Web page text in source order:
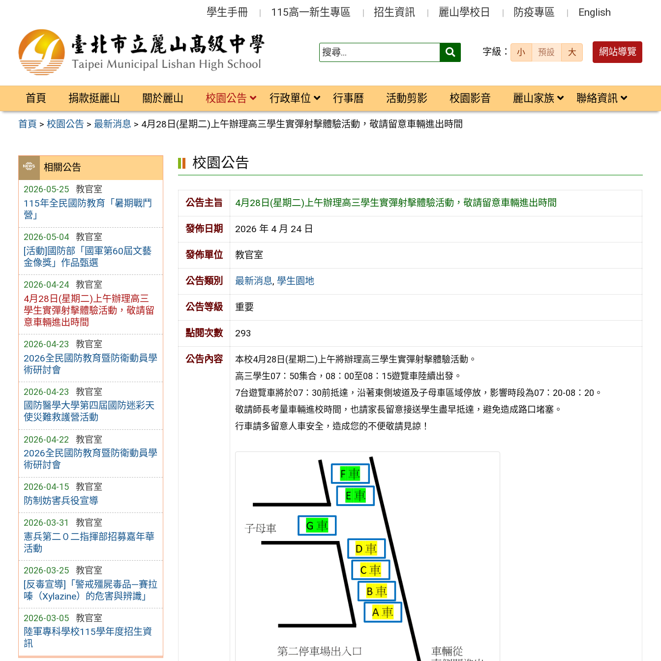
區
學生手冊 115高一新生專區 招生資訊 麗山學校日 防疫專區 English
搜
字級： 小 預設 大 網站導覽
首頁 捐款挺麗山 關於麗山 校園公告 行政單位 行事曆 活動剪影 校園影音 麗山家族 聯絡資訊
首頁 >校園公告 > 最新消息 > 4月28日(星期二)上午辦理高三學生實彈射擊體驗活動，敬請留意車輛進出時間
相關公告
2026-05-25 教官室
115年全民國防教育「暑期戰鬥
營」
2026-05-04 教官室
[活動]國防部「國軍第60屆文藝
金像獎」作品甄選
2026-04-24 教官室
4月28日(星期二)上午辦理高三
學生實彈射擊體驗活動，敬請留
意車輛進出時間
2026-04-23 教官室
2026全民國防教育暨防衛動員學
術研討會
2026-04-23 教官室
國防醫學大學第四屆國防迷彩天
使災難救護營活動
2026-04-22 教官室
2026全民國防教育暨防衛動員學
術研討會
2026-04-15 教官室
防制妨害兵役宣導
2026-03-31 教官室
憲兵第二０二指揮部招募嘉年華
活動
2026-03-25 教官室
[反毒宣導]「警戒殭屍毒品—賽拉
嗪（Xylazine）的危害與辨識」
2026-03-05 教官室
陸軍專科學校115學年度招生資
訊
校園公告
公告主旨 4月28日(星期二)上午辦理高三學生實彈射擊體驗活動，敬請留意車輛進出時間
發佈日期 2026 年 4 月 24 日
發佈單位 教官室
公告類別 最新消息, 學生園地
公告等級 重要
點閱次數 293
公告內容
本校4月28日(星期二)上午將辦理高三學生實彈射擊體驗活動。
高三學生07：50集合，08：00至08：15遊覽車陸續出發。
7台遊覽車將於07：30前抵達，沿著東側坡道及子母車區域停放， 影響時段為07：20-08：20。
敬請師長考量車輛進校時間，也請家長留意接送學生盡早抵達，避免造成路口堵塞。
行車請多留意人車安全，造成您的不便敬請見諒！